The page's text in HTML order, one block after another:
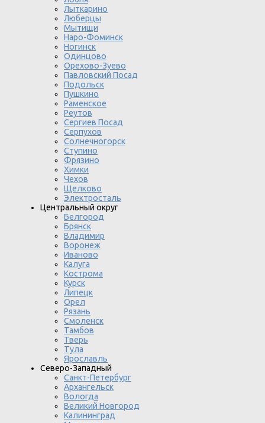
Лыткарино
Люберцы
Мытищи
Наро-Фоминск
Ногинск
Одинцово
Орехово-Зуево
Павловский Посад
Подольск
Пушкино
Раменское
Реутов
Сергиев Посад
Серпухов
Солнечногорск
Ступино
Фрязино
Химки
Чехов
Щелково
Электросталь
Центральный округ
Белгород
Брянск
Владимир
Воронеж
Иваново
Калуга
Кострома
Курск
Липецк
Орел
Рязань
Смоленск
Тамбов
Тверь
Тула
Ярославль
Северо-Западный
Санкт-Петербург
Архангельск
Вологда
Великий Новгород
Калининград